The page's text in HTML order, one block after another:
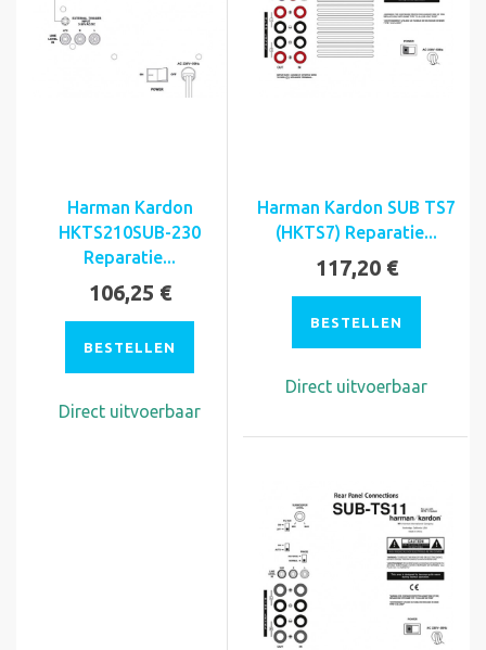
Harman Kardon
HKTS210SUB-230
Reparatie...
106,25 €
BESTELLEN
Direct uitvoerbaar
Harman Kardon SUB TS7
(HKTS7) Reparatie...
117,20 €
BESTELLEN
Direct uitvoerbaar